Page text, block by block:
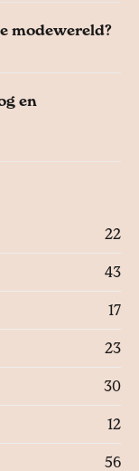
modewereld?
en
22
43
17
23
30
12
56